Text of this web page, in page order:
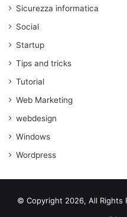
Sicurezza informatica
Social
Startup
Tips and tricks
Tutorial
Web Marketing
webdesign
Windows
Wordpress
© Copyright 2026, All Rights